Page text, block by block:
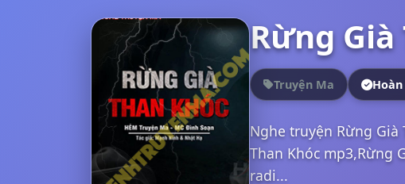
Rừng Già
Truyện Ma
Nghe truyện Rừng
Than Khóc mp3,Rừng
radi...